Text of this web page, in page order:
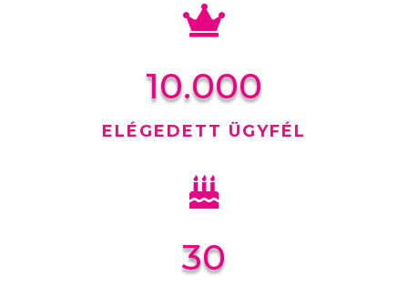

10.000
ELÉGEDETT ÜGYFÉL

30